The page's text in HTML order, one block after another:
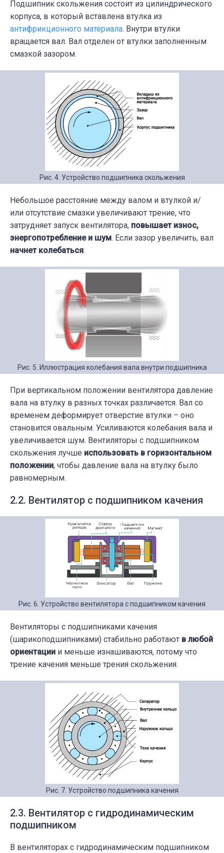
Подшипник скольжения состоит из цилиндрического
корпуса, в который вставлена втулка из
антифрикционного материала. Внутри втулки
вращается вал. Вал отделен от втулки заполненным
смазкой зазором.
Рис. 4. Устройство подшипника скольжения
Небольшое расстояние между валом и втулкой и/
или отсутствие смазки увеличивают трение, что
затрудняет запуск вентилятора, повышает износ,
энергопотребление и шум. Если зазор увеличить, вал
начнет колебаться.
Рис. 5. Иллюстрация колебания вала внутри подшипника
При вертикальном положении вентилятора давление
вала на втулку в разных точках различается. Вал со
временем деформирует отверстие втулки – оно
становится овальным. Усиливаются колебания вала и
увеличивается шум. Вентиляторы с подшипником
скольжения лучше использовать в горизонтальном
положении, чтобы давление вала на втулку было
равномерным.
2.2. Вентилятор с подшипником качения
Рис. 6. Устройство вентилятора с подшипником качения
Вентиляторы с подшипниками качения
(шарикоподшипниками) стабильно работают в любой
ориентации и меньше изнашиваются, потому что
трение качения меньше трения скольжения.
Рис. 7. Устройство подшипника качения
2.3. Вентилятор с гидродинамическим
подшипником
В вентиляторах с гидродинамическим подшипником